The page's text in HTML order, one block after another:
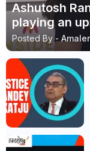
Ashutosh
playing an
Posted By -